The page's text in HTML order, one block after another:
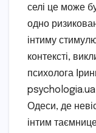
селі це може
одно
інтиму
контексті,
психолога
psychologia.ua
Одеси, де
інтим